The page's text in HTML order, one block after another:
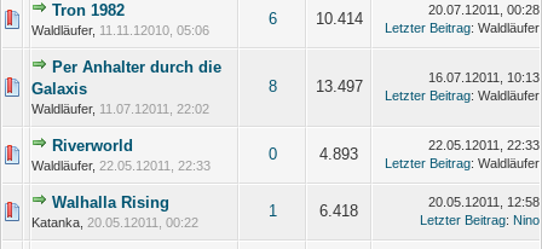
Tron 1982
Waldläufer, 11.11.12010, 05:06
6 10.414
20.07.12011, 00:28
Letzter Beitrag: Waldläufer
Per Anhalter durch die
Galaxis
Waldläufer, 11.07.12011, 22:02
8 13.497
16.07.12011, 10:13
Letzter Beitrag: Waldläufer
Riverworld
Waldläufer, 22.05.12011, 22:33
0 4.893
22.05.12011, 22:33
Letzter Beitrag: Waldläufer
Walhalla Rising
Katanka, 20.05.12011, 00:22
1 6.418
20.05.12011, 12:58
Letzter Beitrag: Nino